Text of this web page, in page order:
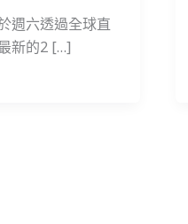
週六透過全球直
新的2 […]